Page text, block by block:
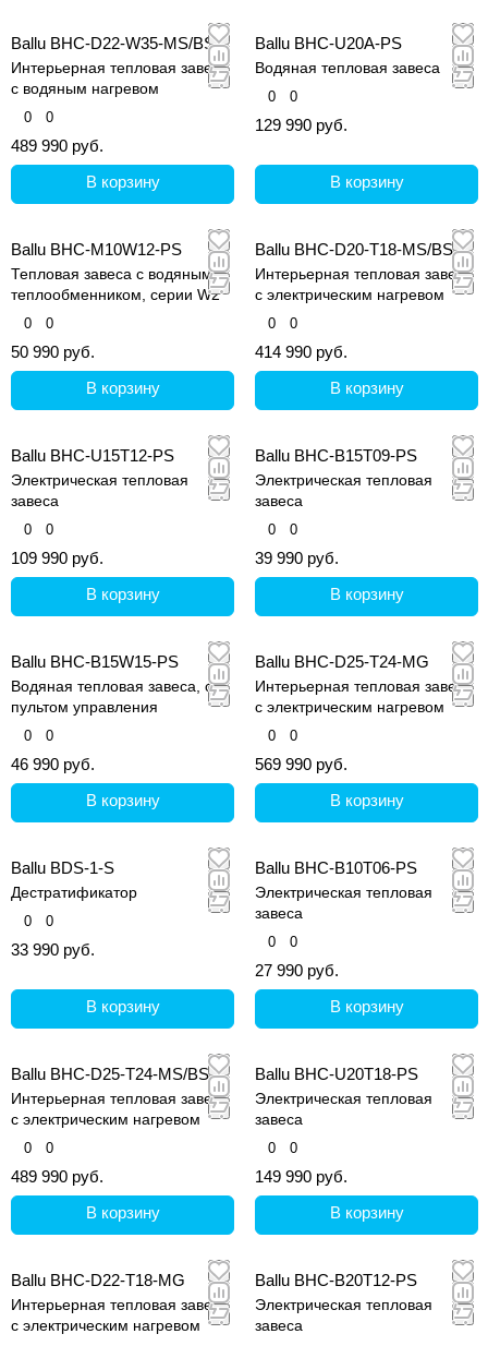
Ballu BHC-D22-W35-MS/BS
Интерьерная тепловая завеса
с водяным нагревом
0 0
489 990 руб.
В корзину
Ballu BHC-U20A-PS
Водяная тепловая завеса
0 0
129 990 руб.
В корзину
Ballu BHC-M10W12-PS
Тепловая завеса с водяным
теплообменником, серии W2
0 0
50 990 руб.
В корзину
Ballu BHC-D20-T18-MS/BS
Интерьерная тепловая завеса
с электрическим нагревом
0 0
414 990 руб.
В корзину
Ballu BHC-U15T12-PS
Электрическая тепловая
завеса
0 0
109 990 руб.
В корзину
Ballu BHC-B15T09-PS
Электрическая тепловая
завеса
0 0
39 990 руб.
В корзину
Ballu BHC-B15W15-PS
Водяная тепловая завеса, с
пультом управления
0 0
46 990 руб.
В корзину
Ballu BHC-D25-T24-MG
Интерьерная тепловая завеса
с электрическим нагревом
0 0
569 990 руб.
В корзину
Ballu BDS-1-S
Дестратификатор
0 0
33 990 руб.
В корзину
Ballu BHC-B10T06-PS
Электрическая тепловая
завеса
0 0
27 990 руб.
В корзину
Ballu BHC-D25-T24-MS/BS
Интерьерная тепловая завеса
с электрическим нагревом
0 0
489 990 руб.
В корзину
Ballu BHC-U20T18-PS
Электрическая тепловая
завеса
0 0
149 990 руб.
В корзину
Ballu BHC-D22-T18-MG
Интерьерная тепловая завеса
с электрическим нагревом
Ballu BHC-B20T12-PS
Электрическая тепловая
завеса